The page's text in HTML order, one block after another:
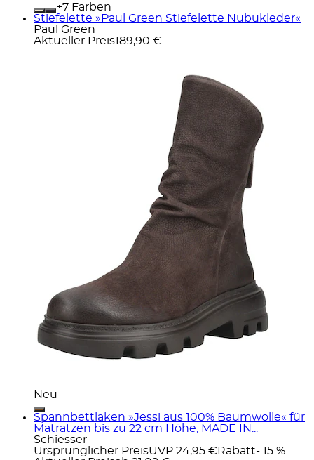
+
Farben
Stiefelette »Paul Green Stiefelette Nubukleder«
Paul Green
Aktueller Preis189,90 €
Neu
Spannbettlaken »Jessi aus 100% Baumwolle« für
Matratzen bis zu 22 cm Höhe, MADE IN...
Schiesser
Ursprünglicher PreisUVP 24,95 € Rabatt- 15 %